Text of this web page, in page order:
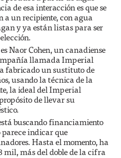
de esa interacción es que se
a un recipiente, con agua
y ya están listas para ser
Naor Cohen, un canadiense
llamada Imperial
fabricado un sustituto de
usando la técnica de la
la ideal del Imperial
de llevar su
buscando financiamiento
indicar que
Hasta el momento, ha
mil, más del doble de la cifra